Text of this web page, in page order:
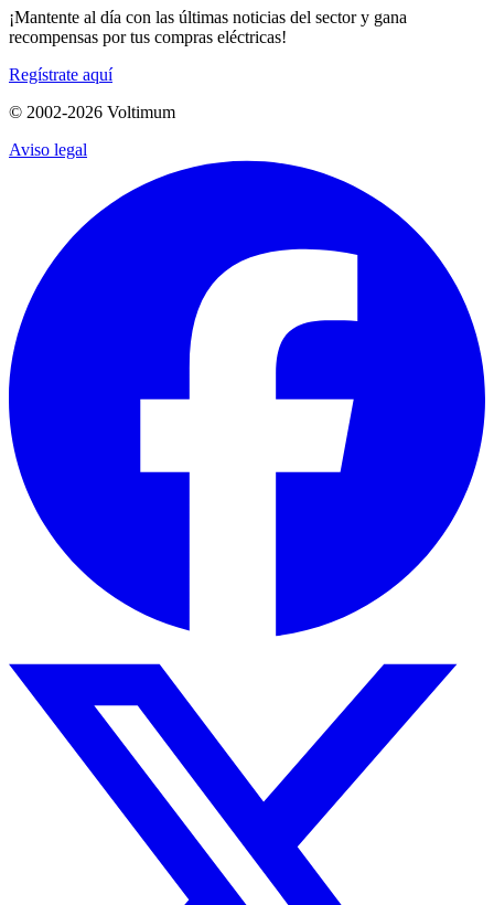
¡Mantente al día con las últimas noticias del sector y gana
recompensas por tus compras eléctricas!
Regístrate aquí
© 2002-2026 Voltimum
Aviso legal